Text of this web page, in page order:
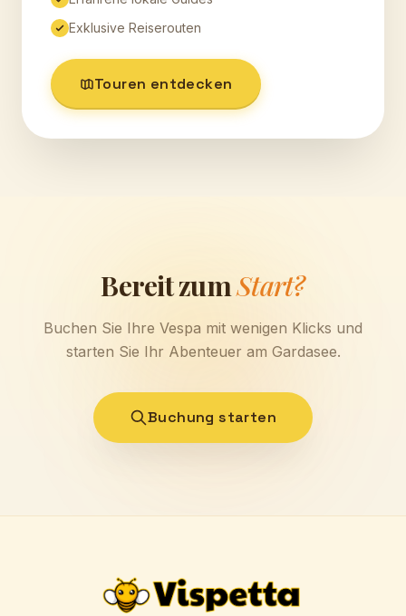
Exklusive Reiserouten
Touren entdecken
Bereit zumStart?
Buchen Sie Ihre Vespa mit wenigen Klicks und
starten Sie Ihr Abenteuer am Gardasee.
Buchung starten